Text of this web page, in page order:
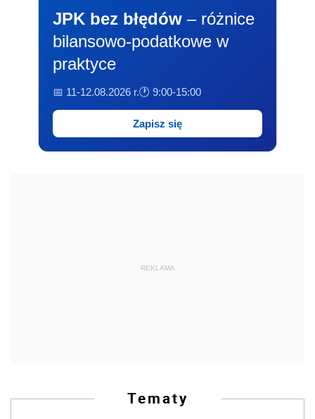
JPK bez błędów – różnice
bilansowo-podatkowe w
praktyce
📅 11-12.08.2026 r.🕐 9:00-15:00
Zapisz się
REKLAMA
Tematy